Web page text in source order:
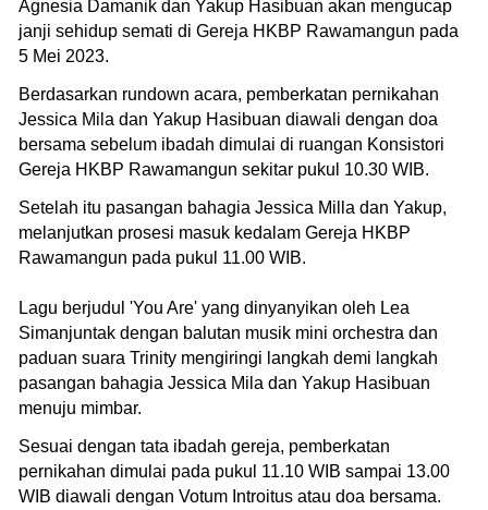
Agnesia Damanik dan Yakup Hasibuan akan mengucap
janji sehidup semati di Gereja HKBP Rawamangun pada
5 Mei 2023.
Berdasarkan rundown acara, pemberkatan pernikahan
Jessica Mila dan Yakup Hasibuan diawali dengan doa
bersama sebelum ibadah dimulai di ruangan Konsistori
Gereja HKBP Rawamangun sekitar pukul 10.30 WIB.
Setelah itu pasangan bahagia Jessica Milla dan Yakup,
melanjutkan prosesi masuk kedalam Gereja HKBP
Rawamangun pada pukul 11.00 WIB.
Lagu berjudul 'You Are' yang dinyanyikan oleh Lea
Simanjuntak dengan balutan musik mini orchestra dan
paduan suara Trinity mengiringi langkah demi langkah
pasangan bahagia Jessica Mila dan Yakup Hasibuan
menuju mimbar.
Sesuai dengan tata ibadah gereja, pemberkatan
pernikahan dimulai pada pukul 11.10 WIB sampai 13.00
WIB diawali dengan Votum Introitus atau doa bersama.